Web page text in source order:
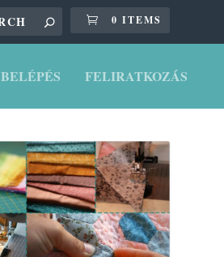
0 ITEMS
BELÉPÉS FELIRATKOZÁS